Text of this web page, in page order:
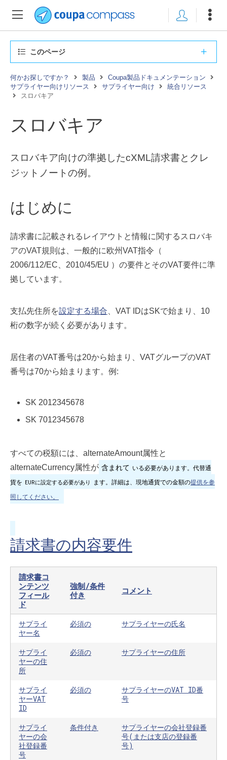
このページ
何かお探しですか？ 製品
Coupa製品ドキュメンテーション
サプライヤー向けリソース
サプライヤー向け
統合リソース
スロバキア
スロバキア
スロバキア向けの準拠したcXML請求書とクレ
ジットノートの例。
はじめに
請求書に記載されるレイアウトと情報に関するスロバキ
アのVAT規則は、一般的に欧州VAT指令（
2006/112/EC、2010/45/EU ）の要件とそのVAT要件に準
拠しています。
支払先住所を設定する場合 、VAT IDはSKで始まり、10
桁の数字が続く必要があります。
居住者のVAT番号は20から始まり、VATグループのVAT
番号は70から始まります。例:
SK 2012345678
SK 7012345678
すべての税額には、alternateAmount属性と
alternateCurrency属性が 含まれて いる必要があります。代替通
貨を EURに設定する必要があり ます。詳細は、現地通貨での金額の提供を参
照してください。
請求書の内容要件
請求書コ
ンテンツ
フィール
ド
強制/条件
付き
コメント
サプライ
ヤー名
必須の サプライヤーの氏名
サプライ
ヤーの住
所
必須の サプライヤーの住所
サプライ
ヤーVAT
ID
必須の
サプライヤーのVAT ID番
号
サプライ
ヤーの会
社登録番
号
条件付き
サプライヤーの会社登録番
号(または支店の登録番
号)